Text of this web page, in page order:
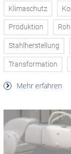
Klimaschutz
Produktion
Stahlherstellung
Transformation
Mehr erfahren